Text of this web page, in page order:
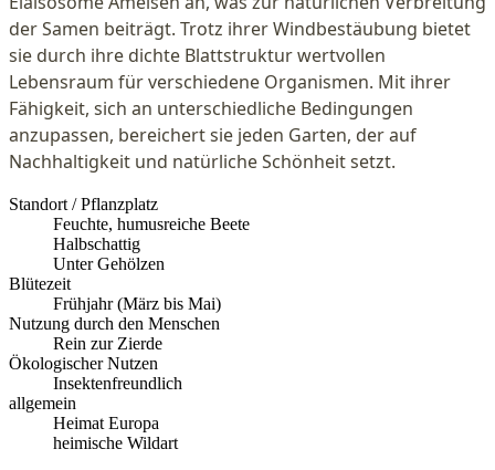
der Samen beiträgt. Trotz ihrer Windbestäubung bietet
sie durch ihre dichte Blattstruktur wertvollen
Lebensraum für verschiedene Organismen. Mit ihrer
Fähigkeit, sich an unterschiedliche Bedingungen
anzupassen, bereichert sie jeden Garten, der auf
Nachhaltigkeit und natürliche Schönheit setzt.
Standort / Pflanzplatz
Feuchte, humusreiche Beete
Halbschattig
Unter Gehölzen
Blütezeit
Frühjahr (März bis Mai)
Nutzung durch den Menschen
Rein zur Zierde
Ökologischer Nutzen
Insektenfreundlich
allgemein
Heimat Europa
heimische Wildart